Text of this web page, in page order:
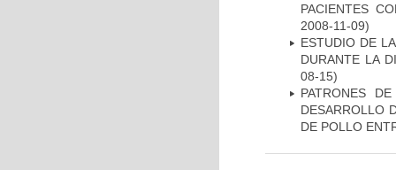
PACIENTES
2008-11-09)
ESTUDIO DE
DURANTE LA
08-15)
PATRONES
DESARROLLO
DE POLLO